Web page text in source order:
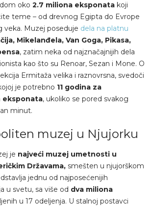
oko 2.7 miliona eksponata koji
teme – od drevnog Egipta do Evrope
veka. Muzej poseduje dela na platnu
Mikelanđela, Van Goga, Pikasa,
, zatim neka od najznačajnijih dela
kao što su Renoar, Sezan i Mone. O
Ermitaža velika i raznovrsna, svedoči
je potrebno 11 godina za
eksponata, ukoliko se pored svakog
minut.
muzej u Njujorku
je najveći muzej umetnosti u
Državama, smešten u njujorškom
jednu od najposećenijih
u svetu, sa više od dva miliona
u 17 odeljenja. U stalnoj postavci